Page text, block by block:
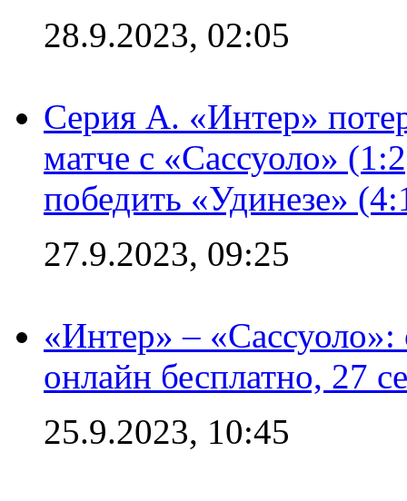
28.9.2023, 02:05
Серия А. «Интер»
матче с «Сассуоло»
победить «Удинезе»
27.9.2023, 09:25
«Интер» –
онлайн бесплатно, 27
25.9.2023, 10:45